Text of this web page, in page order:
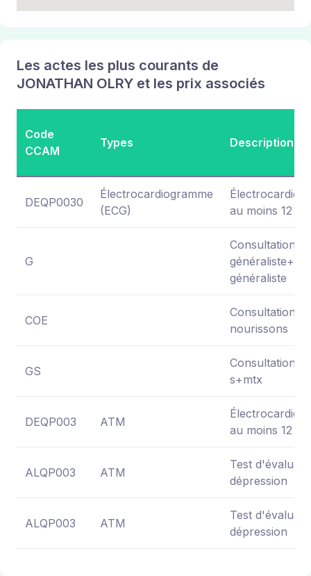
Les actes les plus courants de
JONATHAN OLRY et les prix associés
Code
CCAM
Types Description
DEQP0030
Électrocardiogramme
(ECG)
au moins 12
G
Consultation
généraliste
COE
Consultations
nourissons
GS
Consultation
s+mtx
DEQP003 ATM
au moins 12
ALQP003 ATM
Test
dépression
ALQP003 ATM
Test
dépression